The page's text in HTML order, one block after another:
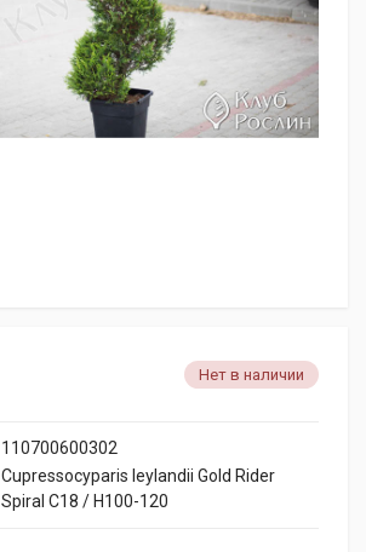
Нет в наличии
110700600302
Cupressocyparis leylandii Gold Rider
Spiral C18 / H100-120